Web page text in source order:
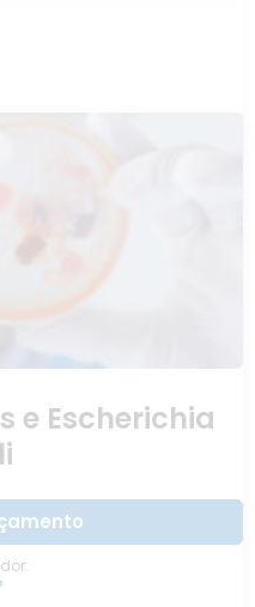
e Escherichia